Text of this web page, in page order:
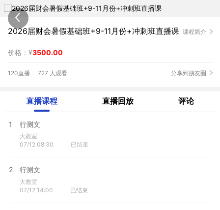
2026届财会暑假基础班+9-11月份+冲刺班直播课 课程简介
价格：¥3500.00
120直播 727 人观看 分享到朋友圈
直播课程 直播回放 评论
1 行测文
大教室
07/12 08:30
已结束
2 行测文
大教室
07/12 14:00
已结束